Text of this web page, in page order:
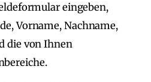
eingeben,
Vorname, Nachname,
die von Ihnen